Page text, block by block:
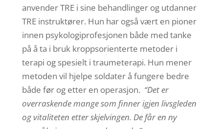
anvender TRE i sine behandlinger og utdanner
TRE instruktører. Hun har også vært en pioner
innen psykologiprofesjonen både med tanke
på å ta i bruk kroppsorienterte metoder i
terapi og spesielt i traumeterapi. Hun mener
metoden vil hjelpe soldater å fungere bedre
både før og etter en operasjon. “Det er
overraskende mange som finner igjen livsgleden
og vitaliteten etter skjelvingen. De får en ny